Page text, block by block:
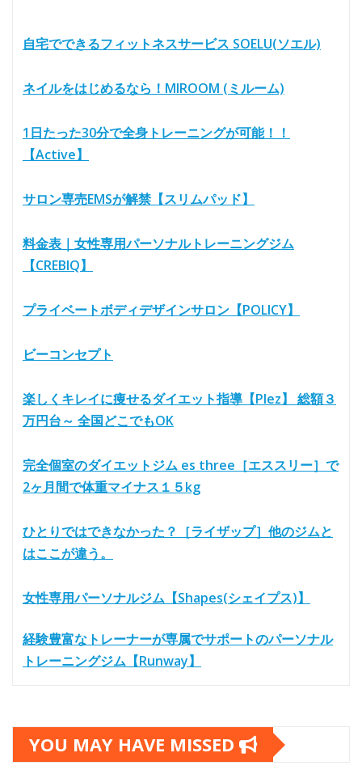
自宅でできるフィットネスサービス SOELU(ソエル)
ネイルをはじめるなら！MIROOM (ミルーム)
1日たった30分で全身トレーニングが可能！！
【Active】
サロン専売EMSが解禁【スリムパッド】
料金表｜女性専用パーソナルトレーニングジム
【CREBIQ】
プライベートボディデザインサロン【POLICY】
ビーコンセプト
楽しくキレイに痩せるダイエット指導【Plez】 総額３
万円台～ 全国どこでもOK
完全個室のダイエットジム es three［エススリー］で
2ヶ月間で体重マイナス１５kg
ひとりではできなかった？［ライザップ］他のジムと
はここが違う。
女性専用パーソナルジム【Shapes(シェイプス)】
経験豊富なトレーナーが専属でサポートのパーソナル
トレーニングジム【Runway】
YOU MAY HAVE MISSED